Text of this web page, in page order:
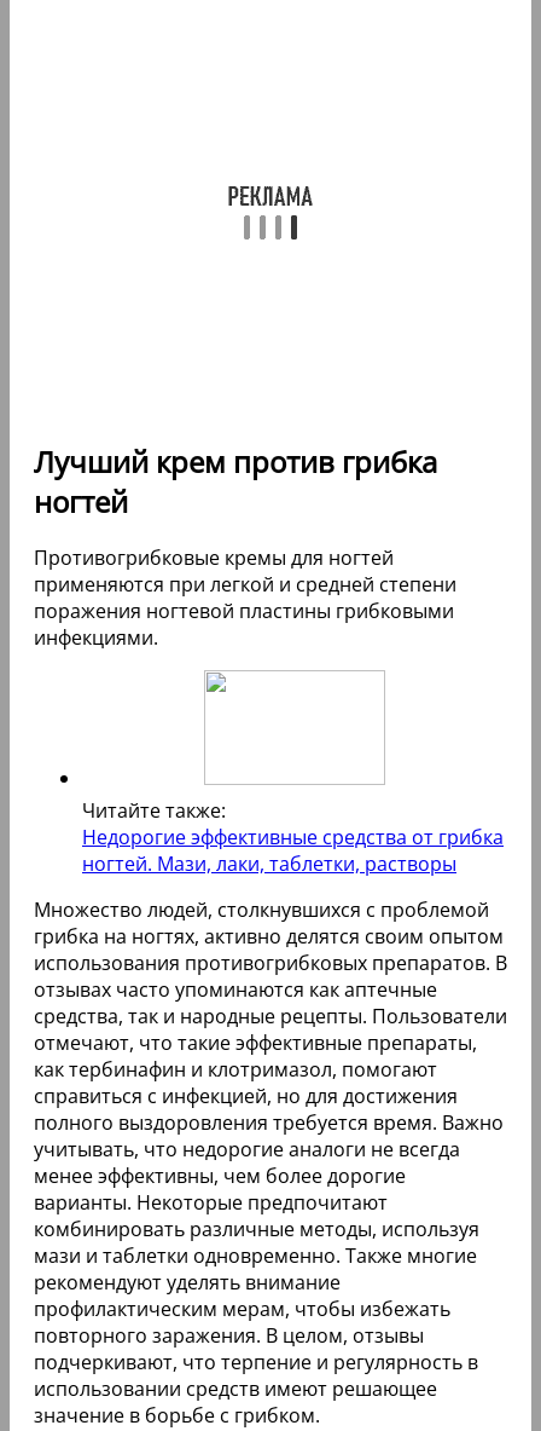
Лучший крем против грибка
ногтей
Противогрибковые кремы для ногтей
применяются при легкой и средней степени
поражения ногтевой пластины грибковыми
инфекциями.
Читайте также:
Недорогие эффективные средства от грибка
ногтей. Мази, лаки, таблетки, растворы
Множество людей, столкнувшихся с проблемой
грибка на ногтях, активно делятся своим опытом
использования противогрибковых препаратов. В
отзывах часто упоминаются как аптечные
средства, так и народные рецепты. Пользователи
отмечают, что такие эффективные препараты,
как тербинафин и клотримазол, помогают
справиться с инфекцией, но для достижения
полного выздоровления требуется время. Важно
учитывать, что недорогие аналоги не всегда
менее эффективны, чем более дорогие
варианты. Некоторые предпочитают
комбинировать различные методы, используя
мази и таблетки одновременно. Также многие
рекомендуют уделять внимание
профилактическим мерам, чтобы избежать
повторного заражения. В целом, отзывы
подчеркивают, что терпение и регулярность в
использовании средств имеют решающее
значение в борьбе с грибком.